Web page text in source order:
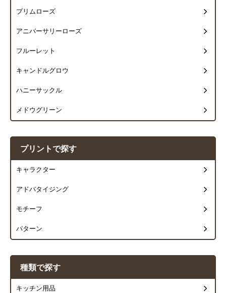
プリムローズ
アニバーサリーローズ
フルーレット
キャンドルグロウ
ハニーサックル
メドウグリーン
プリントで探す
キャラクター
アドバタイジング
モチーフ
パターン
種類で探す
キッチン用品